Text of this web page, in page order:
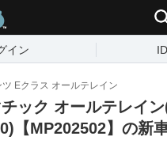
イン
Eクラス オールテレイン
ック オールテレイ
【MP202502】の新